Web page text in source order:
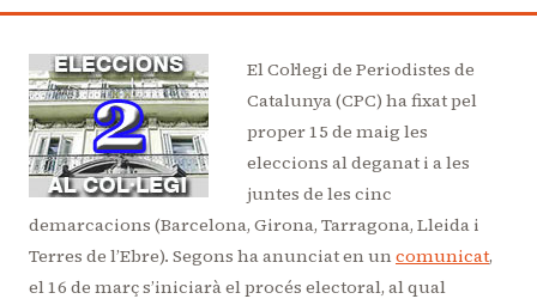
El Col·legi de Periodistes de
Catalunya (CPC) ha fixat pel
proper 15 de maig les
eleccions al deganat i a les
juntes de les cinc
demarcacions (Barcelona, Girona, Tarragona, Lleida i
Terres de l’Ebre). Segons ha anunciat en un comunicat,
el 16 de març s’iniciarà el procés electoral, al qual